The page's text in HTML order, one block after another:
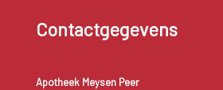
Contactgegevens
Apotheek Meysen Peer